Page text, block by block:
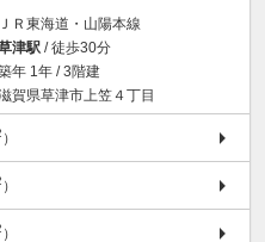
ＪＲ東海道・山陽本線
津駅 / 徒歩30分
年 1年 / 3階建
賀県草津市上笠４丁目
）
）
）